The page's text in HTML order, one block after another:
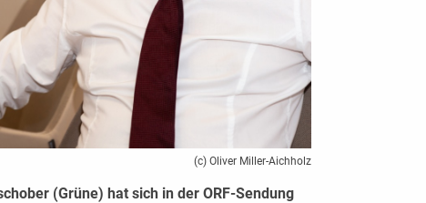
(c) Oliver Miller-Aichholz
(Grüne) hat sich in der ORF-Sendung